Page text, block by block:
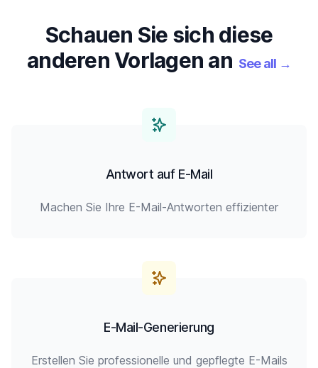
Schauen Sie sich diese
anderen Vorlagen an See all →
Antwort auf E-Mail
Machen Sie Ihre E-Mail-Antworten effizienter
E-Mail-Generierung
Erstellen Sie professionelle und gepflegte E-Mails